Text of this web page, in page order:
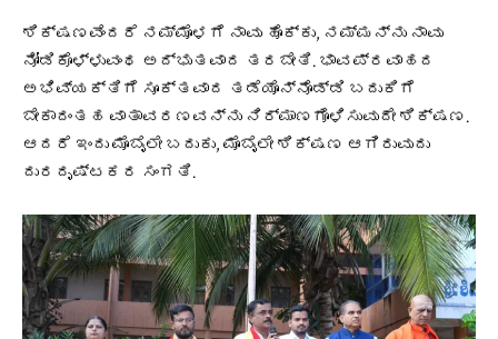
ಶಿಕ್ಷಣವೆಂದರೆ ನಮ್ಮೊಳಗೆ ನಾವು ಹೊಕ್ಕು, ನಮ್ಮನ್ನು ನಾವು
ನೋಡಿಕೊಳ್ಳುವಂಥ ಅದ್ಭುತವಾದ ತರಬೇತಿ. ಭಾವಪ್ರವಾಹದ
ಅಭಿವ್ಯಕ್ತಿಗೆ ಸೂಕ್ತವಾದ ತಡೆಯೊನ್ನೊಡ್ಡಿ ಬದುಕಿಗೆ
ಬೇಕಾದಂತಹ ವಾತಾವರಣವನ್ನು ನಿರ್ಮಾಣಗೊಳಿಸುವುದೇ ಶಿಕ್ಷಣ.
ಆದರೆ ಇಂದು ಮೊಬೈಲೇ ಬದುಕು, ಮೊಬೈಲೇ ಶಿಕ್ಷಣ ಆಗಿರುವುದು
ದುರದೃಷ್ಟಕರ ಸಂಗತಿ.